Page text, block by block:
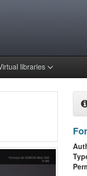
libraries